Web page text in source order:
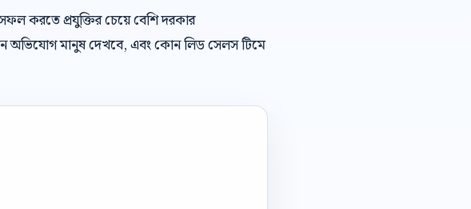
করতে প্রযুক্তির চেয়ে বেশি দরকার
অভিযোগ মানুষ দেখবে, এবং কোন লিড সেলস টিমে